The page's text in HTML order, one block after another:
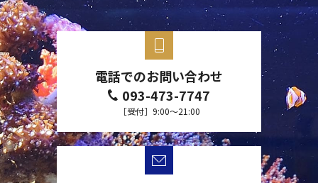
電話でのお問い合わせ
093-473-7747
［受付］9:00～21:00